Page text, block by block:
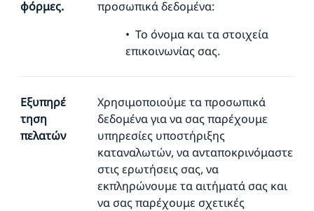
φόρμες.
προσωπικά δεδομένα:
• Το όνομα και τα στοιχεία
επικοινωνίας σας.
Εξυπηρέ
τηση
πελατών
Χρησιμοποιούμε τα προσωπικά
δεδομένα για να σας παρέχουμε
υπηρεσίες υποστήριξης
καταναλωτών, να ανταποκρινόμαστε
στις ερωτήσεις σας, να
εκπληρώνουμε τα αιτήματά σας και
να σας παρέχουμε σχετικές